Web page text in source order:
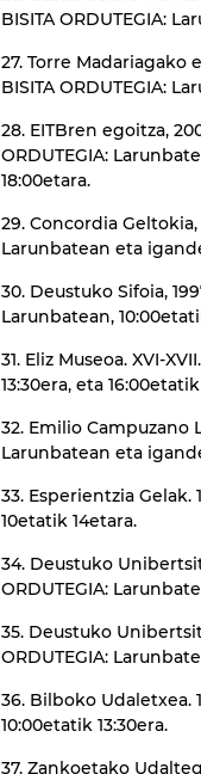
BISITA ORDUTEGIA:
27. Torre Madariagako
BISITA ORDUTEGIA:
28. EITBren egoitza,
ORDUTEGIA:
18:00etara.
29. Concordia Geltokia,
Larunbatean eta
30. Deustuko Sifoia,
Larunbatean,
31. Eliz Museoa. XVI-
13:30era, eta
32. Emilio Campuzano
Larunbatean eta
33. Esperientzia Gelak.
10etatik 14etara.
34. Deustuko
ORDUTEGIA:
35. Deustuko
ORDUTEGIA:
36. Bilboko Udaletxea.
10:00etatik 13:30era.
37. Zankoetako